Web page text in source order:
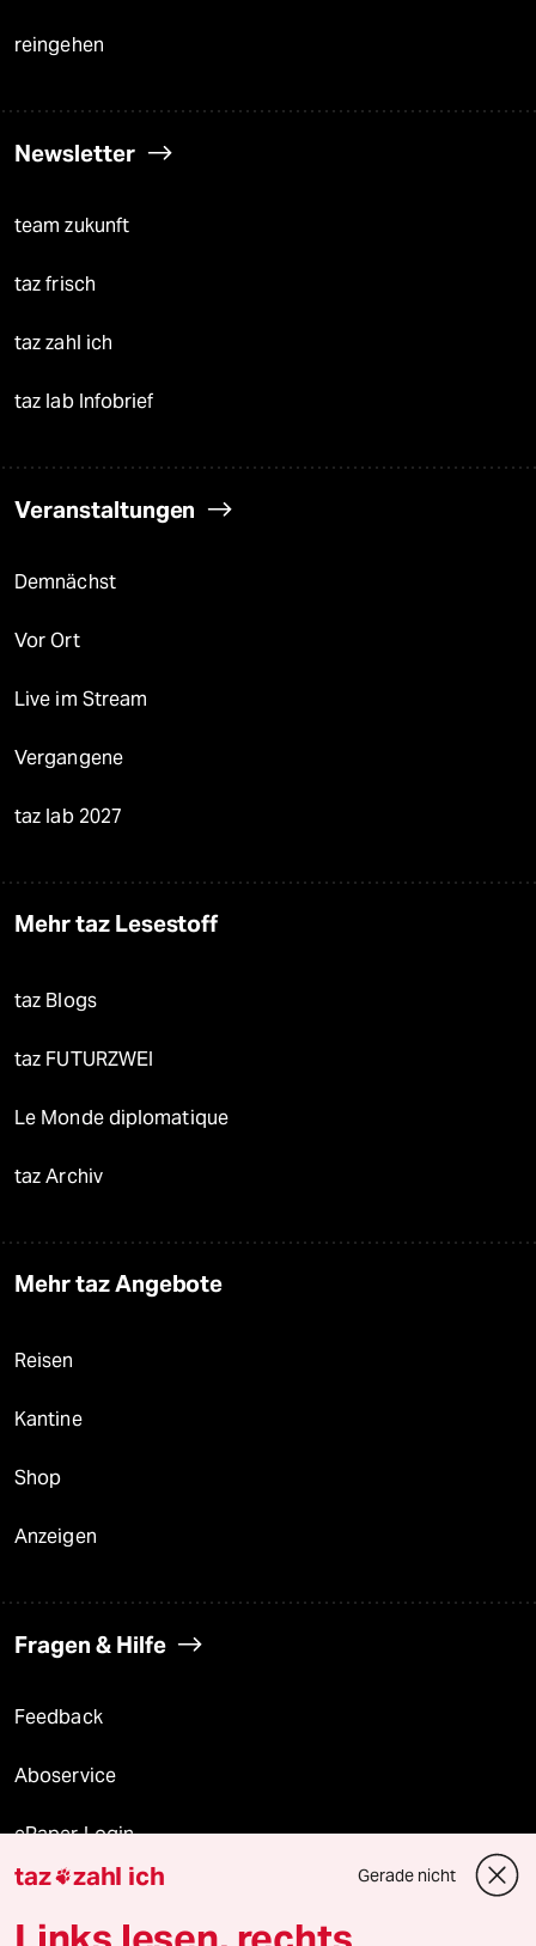
reingehen
Newsletter
team zukunft
taz frisch
taz zahl ich
taz lab Infobrief
Veranstaltungen
Demnächst
Vor Ort
Live im Stream
Vergangene
taz lab 2027
Mehr taz Lesestoff
taz Blogs
taz FUTURZWEI
Le Monde diplomatique
taz Archiv
Mehr taz Angebote
Reisen
Kantine
Shop
Anzeigen
Fragen & Hilfe
Feedback
Aboservice
ePaper Login
Downloads für Abonnierende
taz zahl ich Gerade nicht